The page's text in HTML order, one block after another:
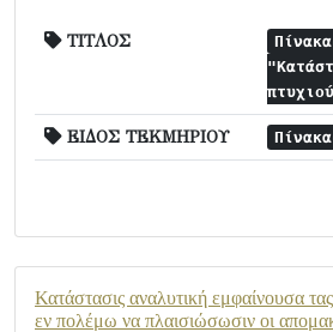
ΤΙΤΛΟΣ
ΕΙΔΟΣ ΤΕΚΜΗΡΙΟΥ
Κατάστασις αναλυτική εμφαίνουσα
εν πολέμω να πλαισιώσωσιν οι